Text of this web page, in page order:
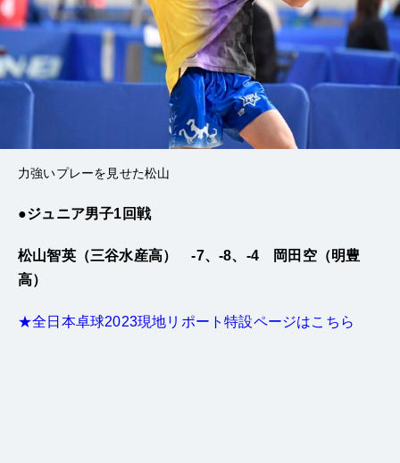
力強いプレーを見せた松山
●ジュニア男子1回戦
松山智英（三谷水産高） -7、-8、-4 岡田空（明豊
高）
★全日本卓球2023現地リポート特設ページはこちら